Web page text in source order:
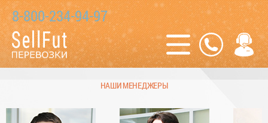
8-800-234-94-97
НАШИ МЕНЕДЖЕРЫ